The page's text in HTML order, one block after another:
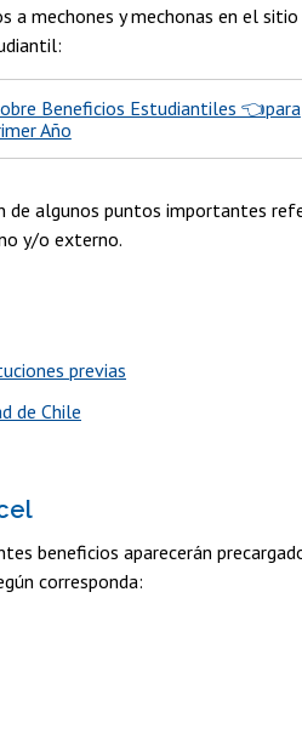
mechones y mechonas en el
Beneficios Estudiantiles 👈para
Año
de algunos puntos importantes
y/o externo.
previas
de Chile
beneficios aparecerán
corresponda: